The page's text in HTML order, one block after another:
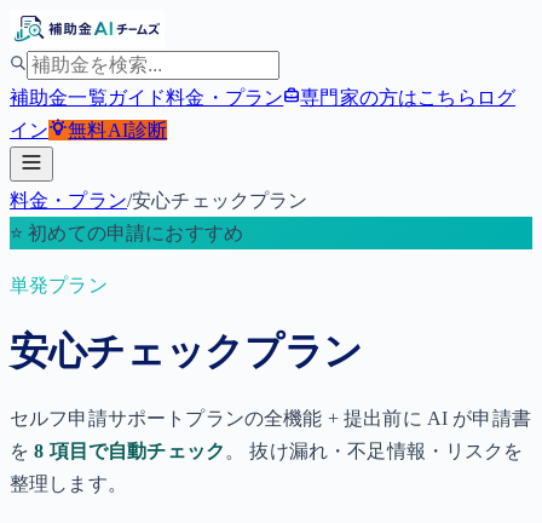
補助金一覧ガイド料金・プラン 専門家の方はこちら ログ
イン
無料AI診断
料金・プラン/安心チェックプラン
⭐ 初めての申請におすすめ
単発プラン
安心チェックプラン
セルフ申請サポートプランの全機能 + 提出前に AI が申請書
を8 項目で自動チェック 。 抜け漏れ・不足情報・リスクを
整理します。